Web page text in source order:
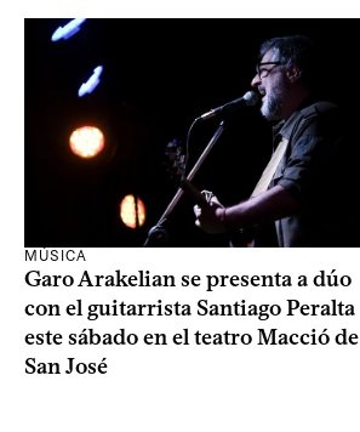
MÚSICA
Garo Arakelian se presenta a dúo
con el guitarrista Santiago Peralta
este sábado en el teatro Macció de
San José